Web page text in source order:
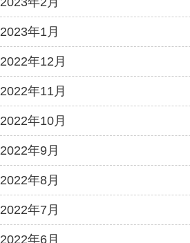
2023年1月
2022年12月
2022年11月
2022年10月
2022年9月
2022年8月
2022年7月
2022年6月